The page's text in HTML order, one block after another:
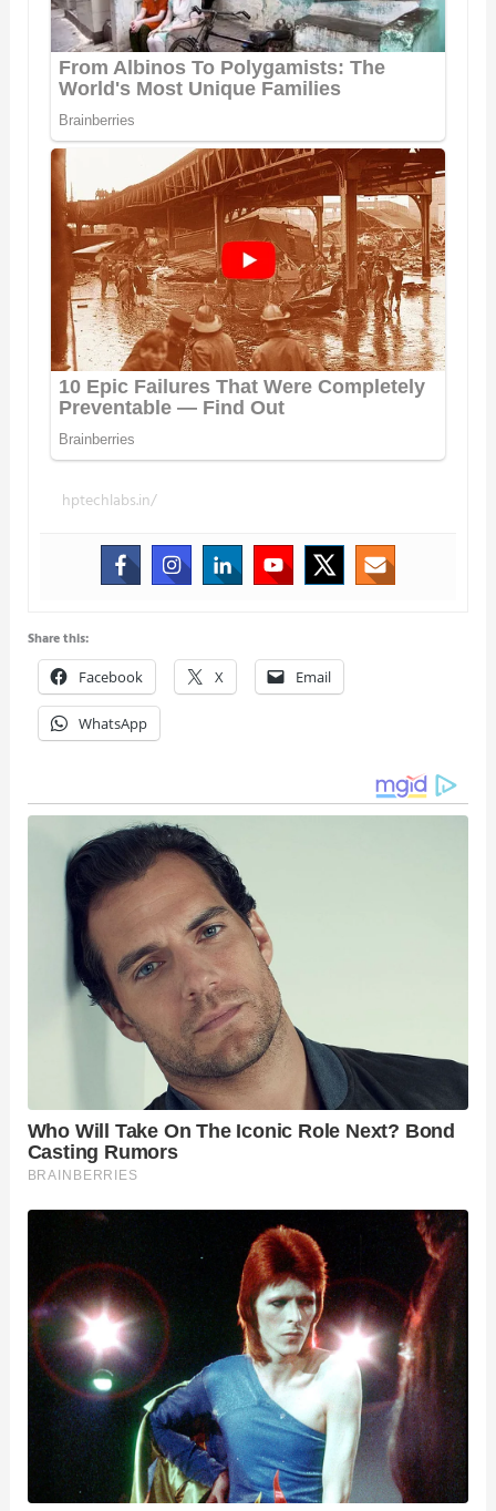
hptechlabs.in/
Share this:
Facebook X Email
WhatsApp